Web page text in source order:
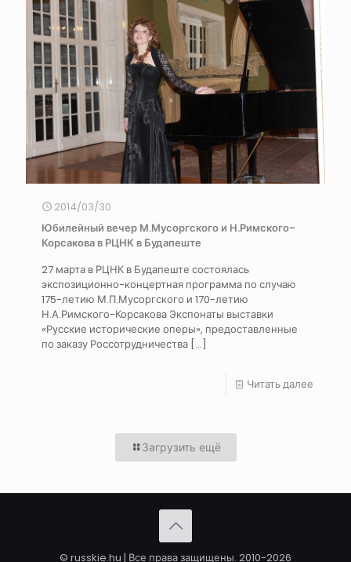
2014/03/30
Юбилейный вечер М.Мусоргского и Н.Римского-
Корсакова в РЦНК в Будапеште
27 марта в РЦНК в Будапеште состоялась
экспозиционно-концертная программа по случаю
175-летию М.П.Мусоргского и 170-летию
Н.А.Римского-Корсакова Экспонаты выставки
«Русские исторические оперы», предоставленные
по заказу Россотрудничества […]
Читать далее
Загрузить ещё
© russkie.hu | Все права защищены. 2010-2026